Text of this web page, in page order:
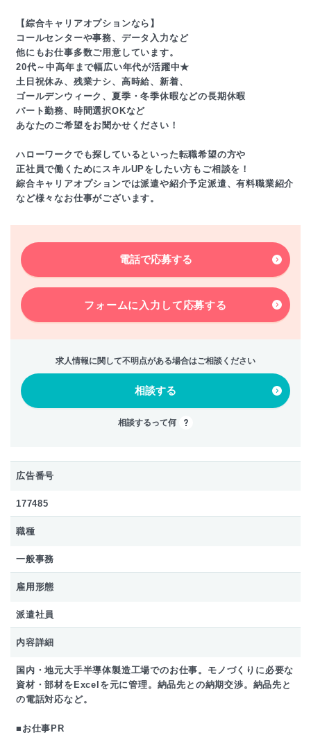
【綜合キャリアオプションなら】
コールセンターや事務、データ入力など
他にもお仕事多数ご用意しています。
20代～中高年まで幅広い年代が活躍中★
土日祝休み、残業ナシ、高時給、新着、
ゴールデンウィーク、夏季・冬季休暇などの長期休暇
パート勤務、時間選択OKなど
あなたのご希望をお聞かせください！
ハローワークでも探しているといった転職希望の方や
正社員で働くためにスキルUPをしたい方もご相談を！
綜合キャリアオプションでは派遣や紹介予定派遣、有料職業紹介
など様々なお仕事がございます。
電話で応募する
フォームに入力して応募する
求人情報に関して不明点がある場合はご相談ください
相談する
相談するって何
広告番号
177485
職種
一般事務
雇用形態
派遣社員
内容詳細
国内・地元大手半導体製造工場でのお仕事。モノづくりに必要な
資材・部材をExcelを元に管理。納品先との納期交渉。納品先と
の電話対応など。
■お仕事PR